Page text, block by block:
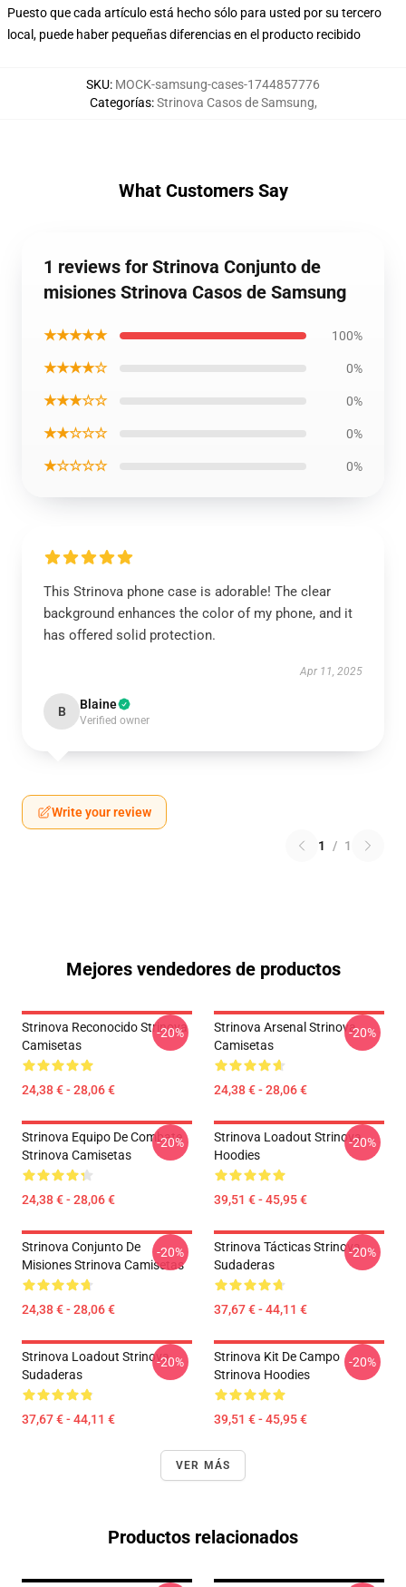
Puesto que cada artículo está hecho sólo para usted por su tercero
local, puede haber pequeñas diferencias en el producto recibido
SKU: MOCK-samsung-cases-1744857776
Categorías:Strinova Casos de Samsung,
What Customers Say
1 reviews for Strinova Conjunto de
misiones Strinova Casos de Samsung
★★★★★ 100%
★★★★☆ 0%
★★★☆☆ 0%
★★☆☆☆ 0%
★☆☆☆☆ 0%
This Strinova phone case is adorable! The clear
background enhances the color of my phone, and it
has offered solid protection.
Apr 11, 2025
B Blaine
Verified owner
Write your review
1 / 1
Mejores vendedores de productos
Strinova Reconocido Strinova
Camisetas
24,38 € - 28,06 €
-20%
Strinova Arsenal Strinova
Camisetas
24,38 € - 28,06 €
-20%
Strinova Equipo De Combate
Strinova Camisetas
24,38 € - 28,06 €
-20%
Strinova Loadout Strinova
Hoodies
39,51 € - 45,95 €
-20%
Strinova Conjunto De
Misiones Strinova Camisetas
24,38 € - 28,06 €
-20%
Strinova Tácticas Strinova
Sudaderas
37,67 € - 44,11 €
-20%
Strinova Loadout Strinova
Sudaderas
37,67 € - 44,11 €
-20%
Strinova Kit De Campo
Strinova Hoodies
39,51 € - 45,95 €
-20%
VER MÁS
Productos relacionados